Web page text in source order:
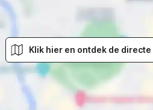
Klik hier en ontdek de